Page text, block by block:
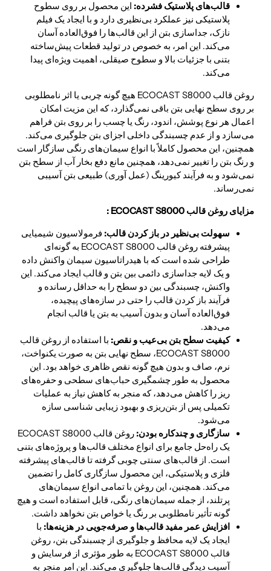
قالب‌های پلاستیک فشرده: این محصول بر روی سطوح
پلاستیکی نیز عملکرد بی‌نظیری دارد و با ایجاد یک فیلم
نازک، جداسازی بتن از این قالب‌ها را فوق‌العاده آسان
می‌کند. این امر، به خصوص در تولید قطعات پیش‌ساخته
بتنی با جزئیات بالا و سطوح صیقلی، اهمیت ویژه‌ای پیدا
می‌کند.
روغن قالب ECOCAST S8000 هیچ گونه چربی یا اثر نامطلوبی
بر روی سطح نهایی بتن باقی نمی‌گذارد، که این مزیت امکان
اعمال هر نوع پوشش، اندود، رنگ یا چسب را بر روی بتن فراهم
می‌سازد و از عدم چسبندگی داخلی اجزای بتن جلوگیری می‌کند.
همچنین، این محصول کاملاً با انواع سیمان‌های رنگی سازگار است
و رنگ بتن را تغییر نمی‌دهد، همچنین مانع دفع بخار آب از سطح بتن
نمی‌شود و به فرآیند کیورینگ (عمل آوری) طبیعی بتن آسیبی
نمی‌رساند.
مزایای روغن قالب ECOCAST S8000 :
سهولت بی‌نظیر در باز کردن قالب: فرمولاسیون شیمیایی
پیشرفته روغن قالب ECOCAST S8000 به گونه‌ای
طراحی شده است که با هیدراتاسیون سیمان واکنش داده
و یک لایه جداسازی دائمی بین بتن و قالب ایجاد می‌کند. این
واکنش، چسبندگی بین دو سطح را به حداقل رسانده و
فرآیند باز کردن قالب را حتی در سازه‌های پیچیده،
فوق‌العاده آسان و بدون آسیب به بتن یا قالب انجام
می‌دهد.
کیفیت سطح بتن بی‌عیب و نقص: با استفاده از روغن قالب
ECOCAST S8000، سطح نهایی بتن به صورت یکنواخت،
نرم، صاف و بدون هیچ گونه نقص ظاهری خواهد بود. این
محصول به طور چشمگیری حباب‌های سطحی و حفره‌های
ریز را کاهش می‌دهد، که منجر به کاهش نیاز به عملیات
تکمیلی پس از بتن‌ریزی و بهبود زیبایی شناسی سازه
می‌شود.
سازگاری و چندکاره بودن:
روغن قالب ECOCAST S8000
یک راه‌حل جامع برای انواع مختلف قالب‌ها و پروژه‌های بتنی
است. از قالب‌های سنتی چوبی گرفته تا قالب‌های پیشرفته
فلزی و پلاستیکی، این محصول سازگاری کامل را تضمین
می‌کند. همچنین، این روغن با تمامی انواع سیمان‌های
پرتلند، از جمله سیمان‌های رنگی، قابل استفاده است و هیچ
گونه تأثیر نامطلوبی بر رنگ یا خواص بتن نخواهد داشت.
افزایش عمر مفید قالب‌ها و صرفه‌جویی در هزینه‌ها: با
ایجاد یک لایه محافظ و جلوگیری از چسبندگی بتن، روغن
قالب ECOCAST S8000 به طور مؤثری از فرسایش و
آسیب دیدگی قالب‌ها جلوگیری می‌کند. این امر منجر به